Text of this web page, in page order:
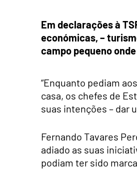
Em declarações à
económicas, –
campo pequeno
“Enquanto pediam
casa, os chefes de
suas intenções – dar
Fernando Tavares
adiado as suas
podiam ter sido